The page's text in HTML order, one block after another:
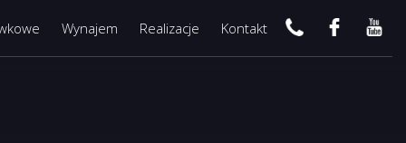
Wynajem Realizacje Kontakt